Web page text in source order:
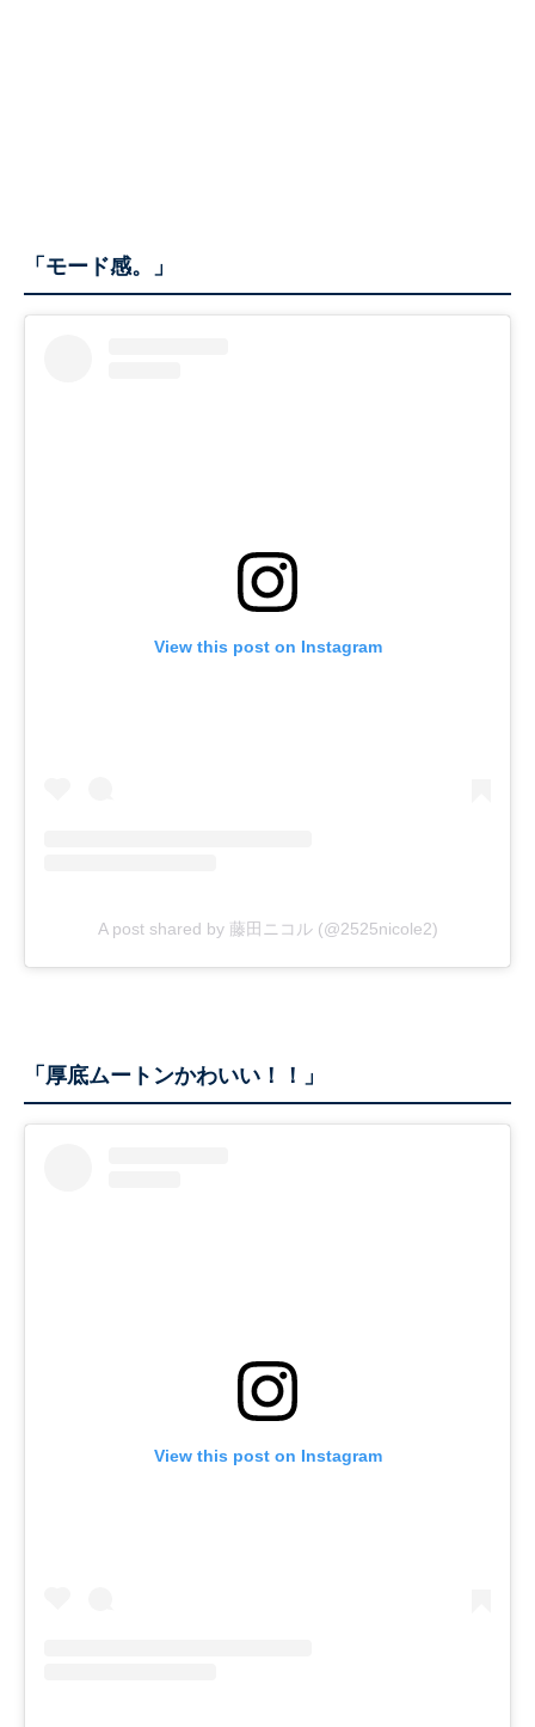
「モード感。」
View this post on Instagram
A post shared by 藤田ニコル (@2525nicole2)
「厚底ムートンかわいい！！」
View this post on Instagram